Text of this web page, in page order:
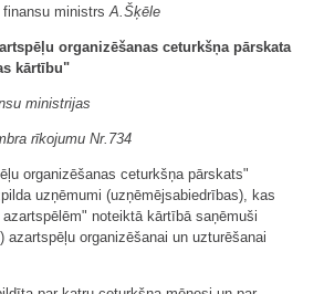
finansu ministrsA.Šķēle
organizēšanas ceturkšņa pārskata
kārtību"
ministrijas
rīkojumu Nr.734
organizēšanas ceturkšņa pārskats"
uzņēmumi (uzņēmējsabiedrības), kas
noteiktā kārtībā saņēmuši
azartspēļu organizēšanai un uzturēšanai